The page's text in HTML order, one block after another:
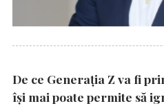
De ce Generația Z va fi
își mai poate permite să